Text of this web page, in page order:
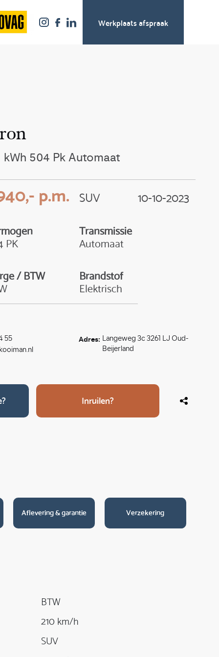
Werkplaats afspraak
kWh 504 Pk Automaat
p.m. SUV 10-10-2023
PK
Transmissie
Automaat
/ BTW
Brandstof
Elektrisch
55
Adres: Langeweg 3c 3261 LJ Oud-
Beijerland
Inruilen?
Aflevering & garantie Verzekering
BTW
210 km/h
SUV